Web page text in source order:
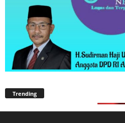
Trending